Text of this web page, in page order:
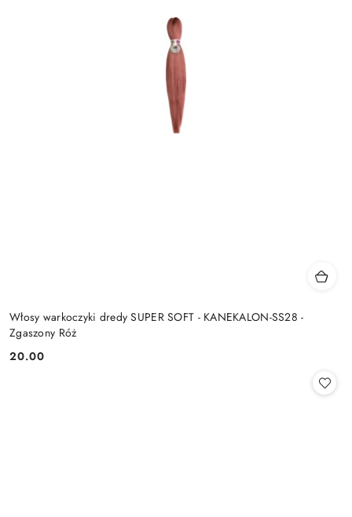
Włosy warkoczyki dredy SUPER SOFT - KANEKALON-SS28 -
Zgaszony Róż
Cena:
20.00